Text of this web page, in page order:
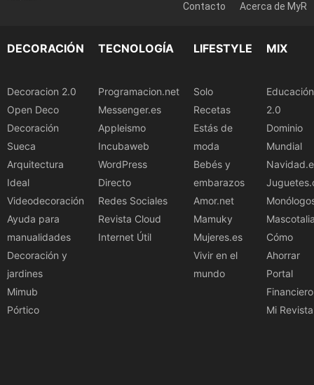
Contacto
Acerca de MyR
DECORACIÓN
Decoracion 2.0
Open Deco
Decoración
Sueca
Arquitectura
Ideal
Videodecoración
Ayuda para
manualidades
Decoración y
jardines
Mimub
Pórtico
TECNOLOGÍA
Programacion.net
Messenger.es
Appleismo
Incubaweb
WordPress
Directo
Redes Sociales
Revista Cloud
Internet Útil
LIFESTYLE
Solo
Recetas
Estás de
moda
Bebés y
embarazos
Amor.net
Mamuky
Mujeres.es
Vivir en el
mundo
MIX
Educación
2.0
Dominio
Mundial
Cómo
Ahorrar
Portal
Financiero
Mi Revista